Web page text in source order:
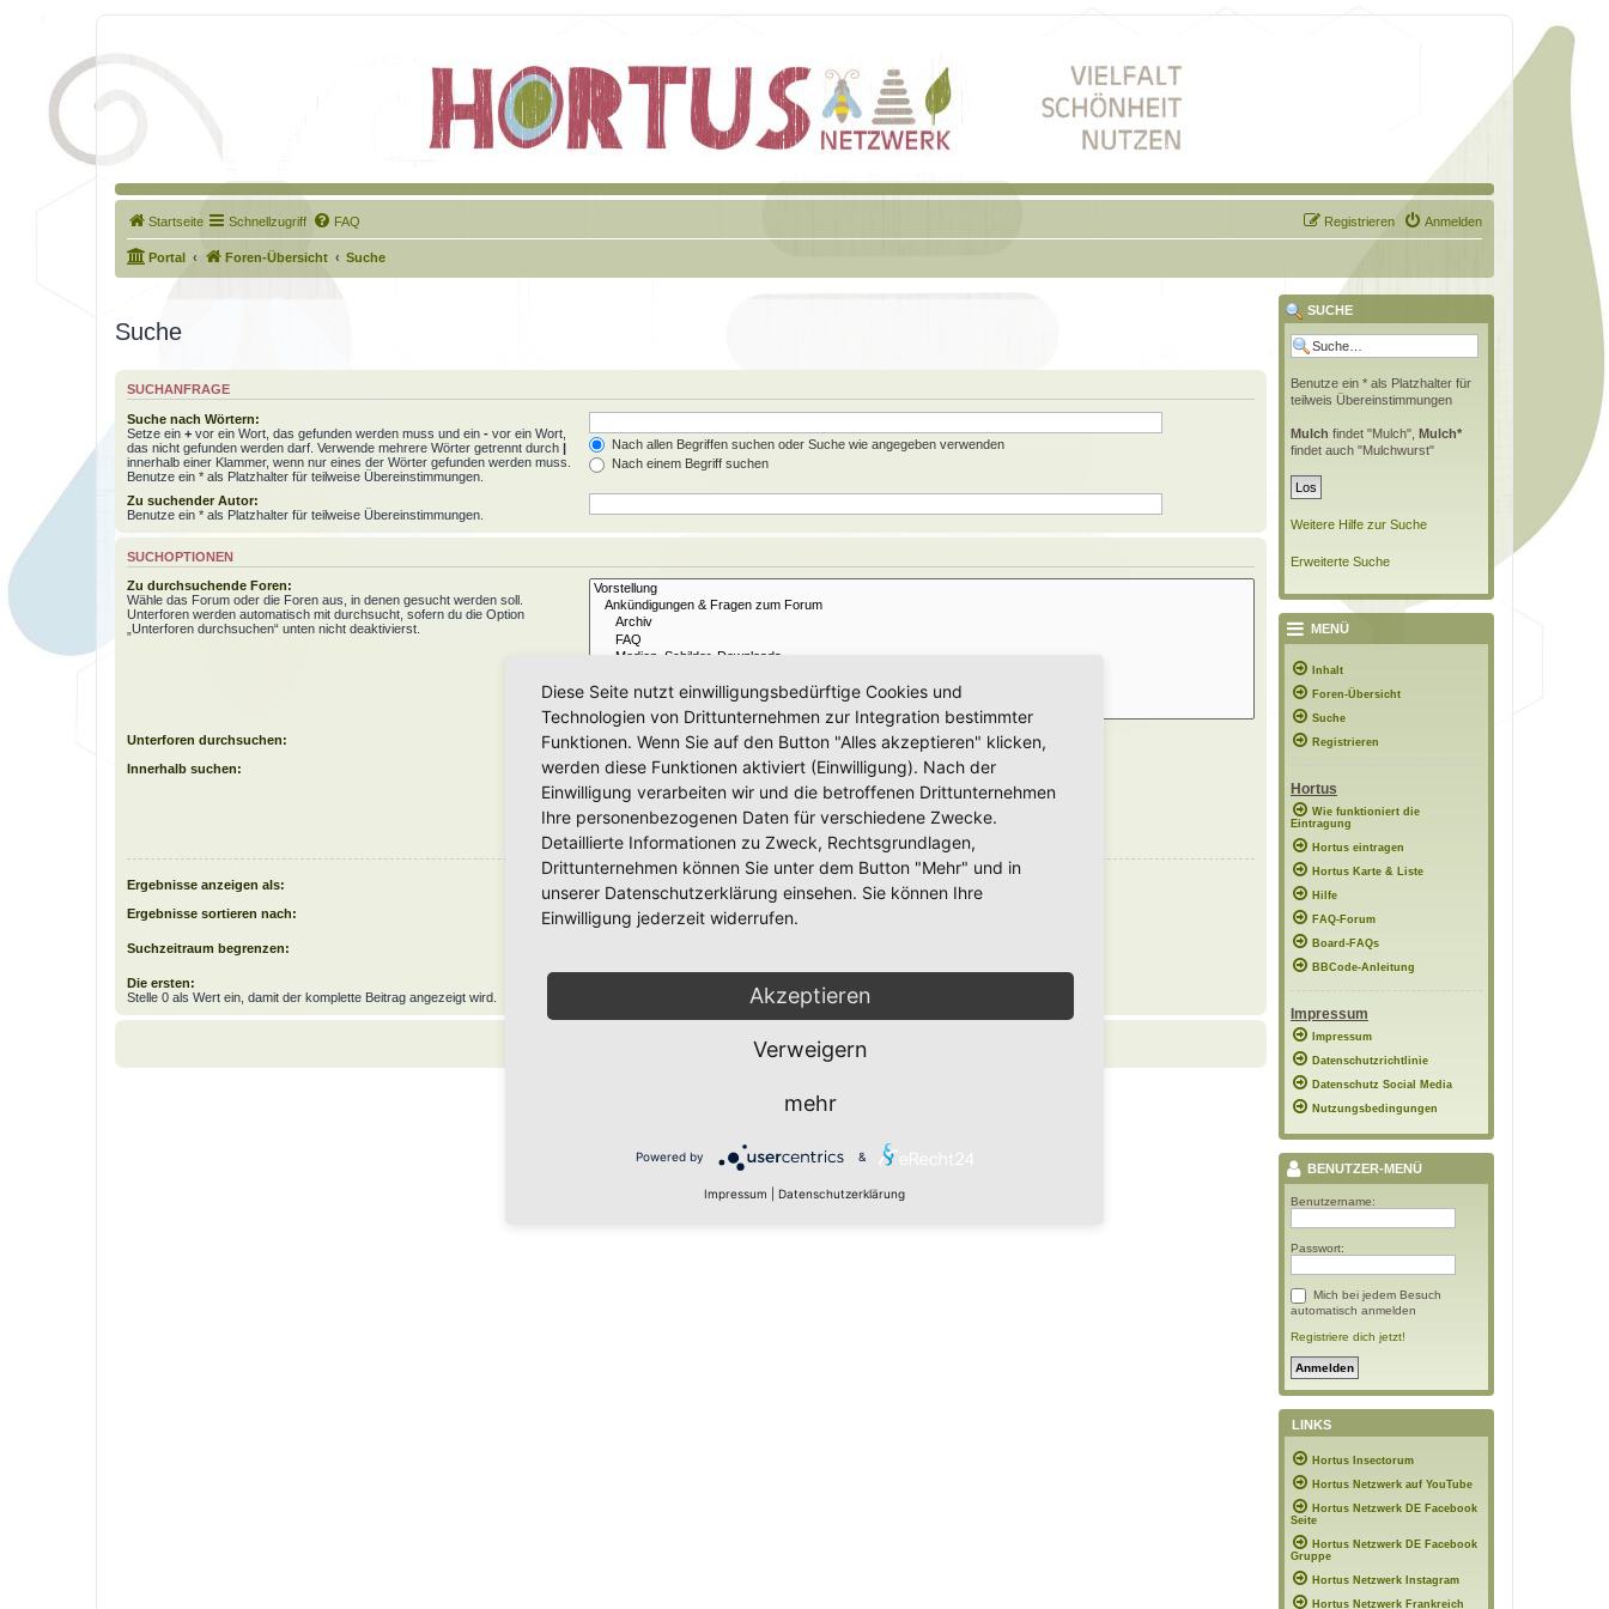
Startseite Schnellzugriff FAQ Anmelden
Registrieren
Portal Foren-Übersicht Suche
Suche
SUCHANFRAGE
Suche nach Wörtern:
Setze ein + vor ein Wort, das gefunden werden muss und ein - vor ein Wort,
das nicht gefunden werden darf. Verwende mehrere Wörter getrennt durch |
innerhalb einer Klammer, wenn nur eines der Wörter gefunden werden muss.
Benutze ein * als Platzhalter für teilweise Übereinstimmungen.
Nach allen Begriffen suchen oder Suche wie angegeben verwenden
Nach einem Begriff suchen
Zu suchender Autor:
Benutze ein * als Platzhalter für teilweise Übereinstimmungen.
SUCHOPTIONEN
Zu durchsuchende Foren:
Wähle das Forum oder die Foren aus, in denen gesucht werden soll.
Unterforen werden automatisch mit durchsucht, sofern du die Option
„Unterforen durchsuchen“ unten nicht deaktivierst.
Unterforen durchsuchen: Ja Nein
Innerhalb suchen:
Betreff und Text der Beiträge
Nur im Text der Beiträge
Nur im Betreff der Themen
Nur im ersten Beitrag der Themen
Ergebnisse anzeigen als: Beiträge Themen
Ergebnisse sortieren nach:
Suchzeitraum begrenzen:
Die ersten:
Stelle 0 als Wert ein, damit der komplette Beitrag angezeigt wird.
Zeichen der Beiträge anzeigen
SUCHE
Benutze ein * als Platzhalter für
teilweis Übereinstimmungen
Mulch findet "Mulch", Mulch*
findet auch "Mulchwurst"
Weitere Hilfe zur Suche
Erweiterte Suche
MENÜ
Inhalt
Foren-Übersicht
Suche
Registrieren
Hortus
Wie funktioniert die
Eintragung
Hortus eintragen
Hortus Karte & Liste
Hilfe
FAQ-Forum
Board-FAQs
BBCode-Anleitung
Impressum
Impressum
Datenschutzrichtlinie
Datenschutz Social Media
Nutzungsbedingungen
BENUTZER-MENÜ
Benutzername:
Passwort:
Mich bei jedem Besuch
automatisch anmelden
Registriere dich jetzt!
LINKS
Hortus Insectorum
Hortus Netzwerk auf YouTube
Hortus Netzwerk DE Facebook
Seite
Hortus Netzwerk DE Facebook
Gruppe
Hortus Netzwerk Instagram
Hortus Netzwerk Frankreich
Diese Seite nutzt einwilligungsbedürftige Cookies und
Technologien von Drittunternehmen zur Integration bestimmter
Funktionen. Wenn Sie auf den Button "Alles akzeptieren" klicken,
werden diese Funktionen aktiviert (Einwilligung). Nach der
Einwilligung verarbeiten wir und die betroffenen Drittunternehmen
Ihre personenbezogenen Daten für verschiedene Zwecke.
Detaillierte Informationen zu Zweck, Rechtsgrundlagen,
Drittunternehmen können Sie unter dem Button "Mehr" und in
unserer Datenschutzerklärung einsehen. Sie können Ihre
Einwilligung jederzeit widerrufen.
Akzeptieren
Verweigern
mehr
Powered by &
Impressum Datenschutzerklärung